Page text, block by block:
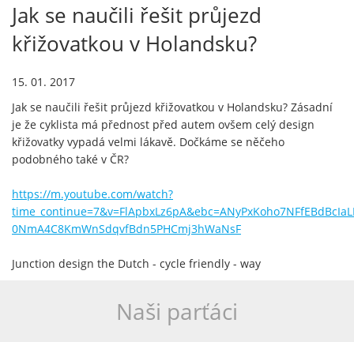
Jak se naučili řešit průjezd
křižovatkou v Holandsku?
15. 01. 2017
Jak se naučili řešit průjezd křižovatkou v Holandsku? Zásadní
je že cyklista má přednost před autem ovšem celý design
křižovatky vypadá velmi lákavě. Dočkáme se něčeho
podobného také v ČR?
https://m.youtube.com/watch?
0NmA4C8KmWnSdqvfBdn5PHCmj3hWaNsF
Junction design the Dutch - cycle friendly - way
Naši parťáci